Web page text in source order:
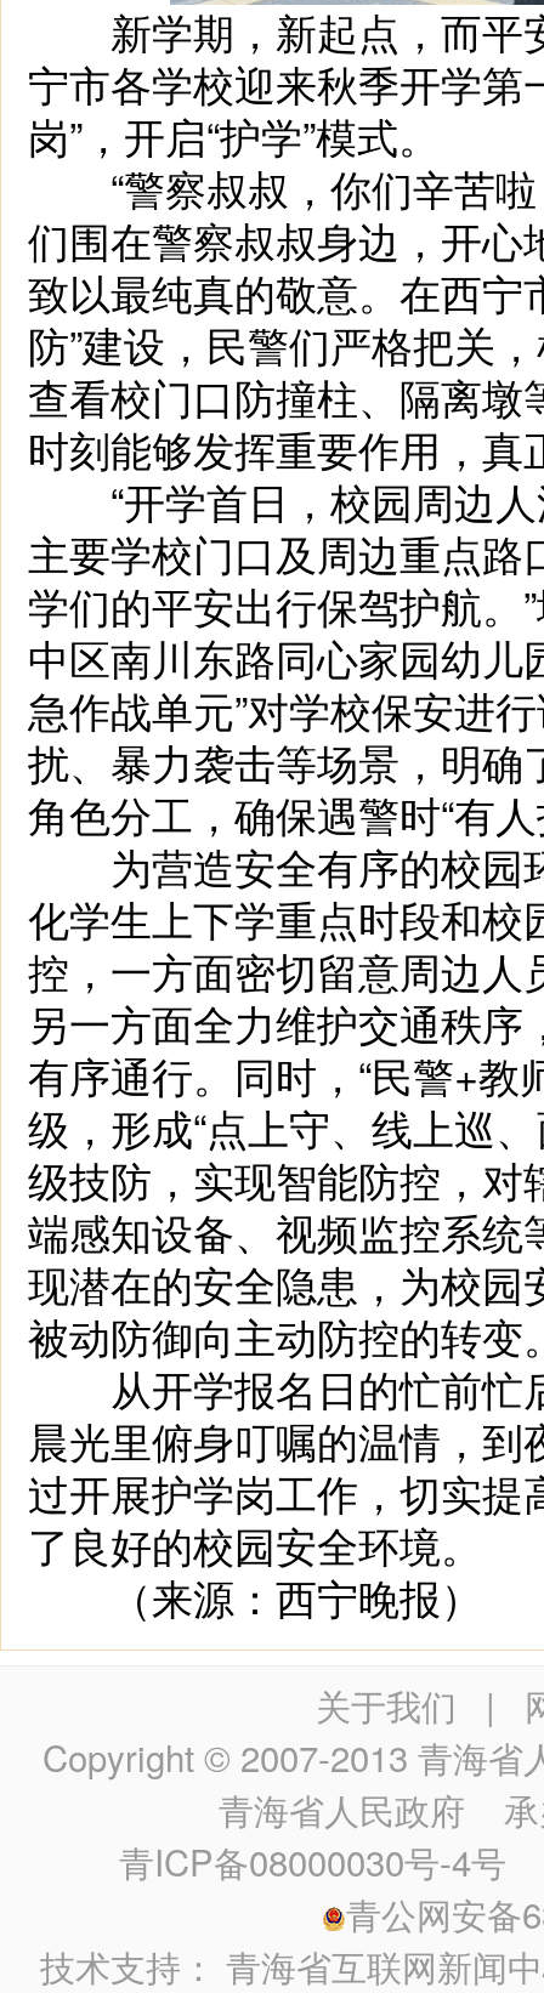
新学期，新起点，而平
宁市各学校迎来秋季开学第
岗”，开启“护学”模式。
“警察叔叔，你们辛苦啦
们围在警察叔叔身边，开
致以最纯真的敬意。在西宁
防”建设，民警们严格把关
查看校门口防撞柱、隔离
时刻能够发挥重要作用，真
“开学首日，校园周边人
主要学校门口及周边重点
学们的平安出行保驾护航。
中区南川东路同心家园幼儿
急作战单元”对学校保安进
扰、暴力袭击等场景，明
角色分工，确保遇警时“有
为营造安全有序的校园
化学生上下学重点时段和
控，一方面密切留意周边
另一方面全力维护交通秩
有序通行。同时，“民警+
级，形成“点上守、线上巡
级技防，实现智能防控，
端感知设备、视频监控系
现潜在的安全隐患，为校
被动防御向主动防控的转变
从开学报名日的忙前忙
晨光里俯身叮嘱的温情，
过开展护学岗工作，切实
了良好的校园安全环境。
（来源：西宁晚报）
关于我们 |
Copyright © 2007-2013 青海省
青海省人民政府 承
青ICP备08000030号-4号
青公网安备
技术支持：青海省互联网新闻